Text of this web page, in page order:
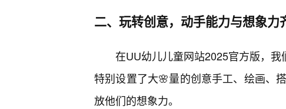
二、玩转创意，动手能力与想象力
在UU幼儿儿童网站2025官方版，我
特别设置了大🌸量的创意手工、绘画、
放他们的想象力。